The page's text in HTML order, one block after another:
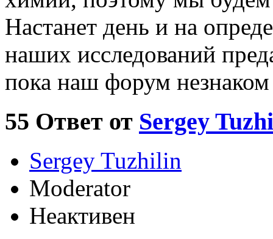
Настанет день и на
наших исследований
пока наш форум
55 Ответ от Sergey
Sergey Tuzhilin
Moderator
Неактивен